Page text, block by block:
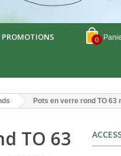
0
PROMOTIONS
Pots en verre rond TO
TO 63